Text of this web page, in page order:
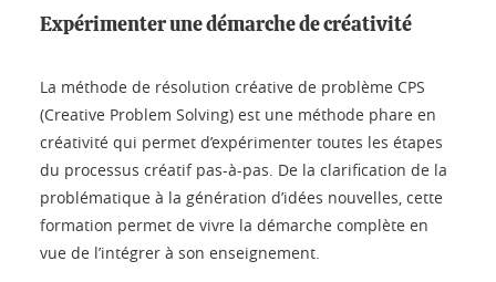
Expérimenter une démarche de créativité
La méthode de résolution créative de problème CPS
(Creative Problem Solving) est une méthode phare en
créativité qui permet d’expérimenter toutes les étapes
du processus créatif pas-à-pas. De la clarification de la
problématique à la génération d’idées nouvelles, cette
formation permet de vivre la démarche complète en
vue de l’intégrer à son enseignement.